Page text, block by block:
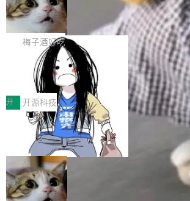
有云模型能够满足快速试用和效率提升的需求
但对于金融、能源、医疗等对数据安全要求较
让AI用起来，还要进一步看清混合算力时代下
Token花在哪里、算力是否被充分利用，以及持
续增长的AI成本该如何优化。 深信服AI算力网
正是围绕这些实际问题，从Token治理和成本治
理两个方面，让用户的每一份算力都看得清、管
得住、用得稳、省得下、更安全！ 一、从现在
始，Token使用一目...
ean 在 Google 工作了 27 年后，宣布离职。
不是一个人走。一同离开的还有 Sanjay
wat（Google 员工编号 23，Jeff Dean 二十多
年的编程搭档，MapReduce 和 Bigtable 的共
作者）、Quoc Le（Google 大脑核心成员，Se
q2Seq 和 DocAI 的共同发明人）以及 Oriol
yals（Gemini 联合负责人，AlphaSta...
🔥 SolonCode v2026.8.4 发布：界面
字体可调、22 种语言、记忆搜索增强
打开终端就能上岗的全中文编码智能体，这一
把「看得清、用母语、记得住」三件事一次补
齐。 SolonCode 是什么 SolonCode 是杭州无
耳科技研发的企业级终端编码智能体——一位
中文驱动的数字员工，自主理解需求、规划步
骤、编写代码。不挑模型、不挑平台，curl 一行
装完即用。 开源地址：Gitee · GitCode ·
b 安装 支持 Java 8+（8~26）、macOS /
x / Windows / Harmony PC。 # macOS /
x / Harmony PC curl -fsSL https://solon.noea
r.org/solon...
梅子酒好吃
让“代码语义理解”深度释放AI Coding
价值潜能：华为云码道（CodeArts）
代码仓技术解析
一、代码仓深度理解技术的作用与价值 在软件
程实践中，代码仓是企业核心知识资产的主要载
体。企业级代码仓库通常包含数十万乃至数百万
个文件，其规模远超单次模型调用可承载的上下
文窗口。随着项目规模的持续扩张与代码历史的
不断累积，代码仓中的模块关系、接口契约、
务逻辑等关键信息往往分散于数十乃至数百个
件之中，形成高度复杂的知识关联网络。传统
开 开源科技
一条“删库”命令跑 17 小时，算法工程
师删光 89TB 数据只为干私活
最高人民检察院8月4日公布了一起案件：北京一
名90后算法工程师王某，为了给自己接的私活
服务器空间，删光了公司AI游戏部门的全部核
数据。 王某2024年1月入职东城区某科技公司AI
局
Cloudflare 分享推理优化实践：KV ca